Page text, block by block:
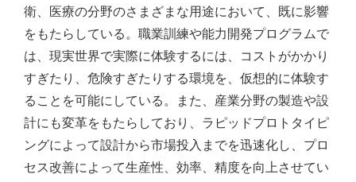
衛、医療の分野のさまざまな用途において、既に影響
をもたらしている。職業訓練や能力開発プログラムで
は、現実世界で実際に体験するには、コストがかかり
すぎたり、危険すぎたりする環境を、仮想的に体験す
ることを可能にしている。また、産業分野の製造や設
計にも変革をもたらしており、ラピッドプロトタイピ
ングによって設計から市場投入までを迅速化し、プロ
セス改善によって生産性、効率、精度を向上させてい